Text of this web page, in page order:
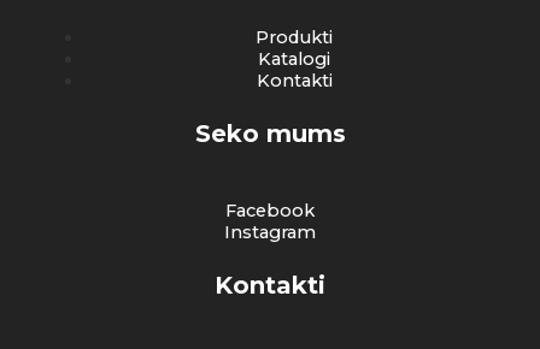
Produkti
Katalogi
Kontakti
Seko mums
Facebook
Instagram
Kontakti